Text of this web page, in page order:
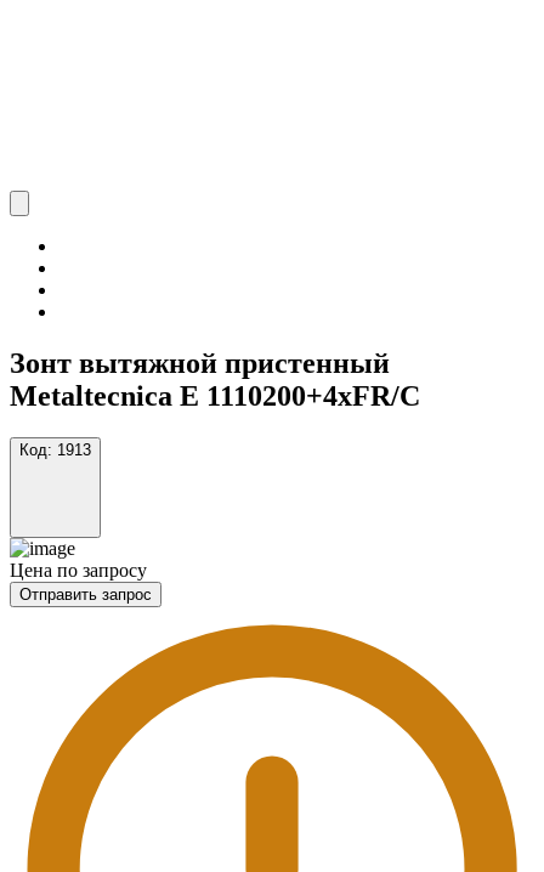
Зонт вытяжной пристенный
Metaltecnica E 1110200+4xFR/C
Код: 1913
Цена по запросу
Отправить запрос